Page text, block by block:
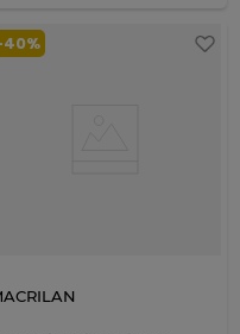
40%